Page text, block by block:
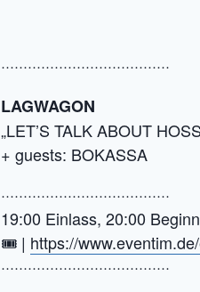
······································
LAGWAGON
„LET’S TALK ABOUT
+ guests: BOKASSA
······································
19:00 Einlass, 20:00 Beginn
🎟️ | https://
······································